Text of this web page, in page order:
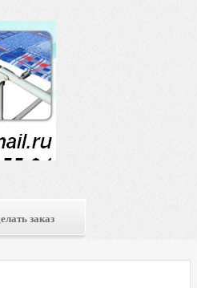
заказ